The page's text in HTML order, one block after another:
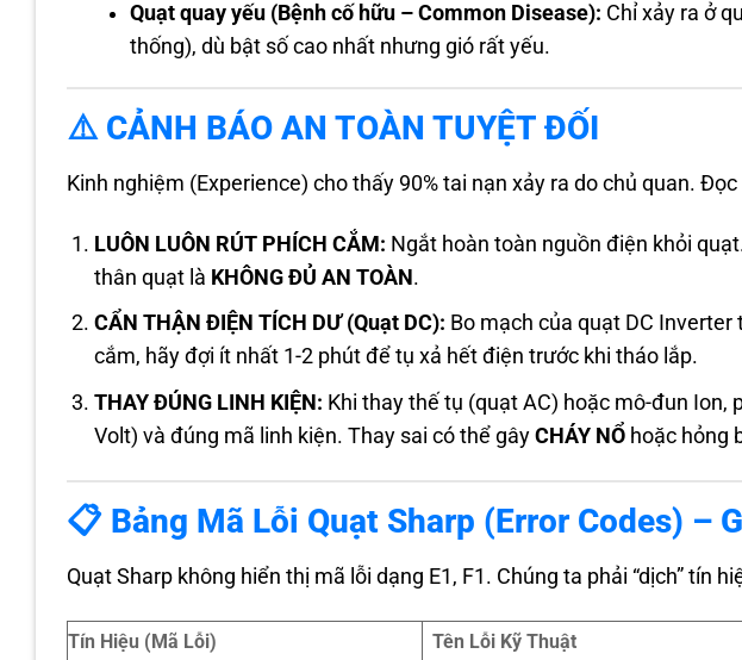
Quạt quay yếu (Bệnh cố hữu – Common Disease): Chỉ xảy ra ở
thống), dù bật số cao nhất nhưng gió rất yếu.
⚠️ CẢNH BÁO AN TOÀN TUYỆT ĐỐI
Kinh nghiệm (Experience) cho thấy 90% tai nạn xảy ra do chủ quan.
LUÔN LUÔN RÚT PHÍCH CẮM: Ngắt hoàn toàn nguồn điện khỏi
thân quạt là KHÔNG ĐỦ AN TOÀN.
CẨN THẬN ĐIỆN TÍCH DƯ (Quạt DC): Bo mạch của quạt DC
cắm, hãy đợi ít nhất 1-2 phút để tụ xả hết điện trước khi tháo lắp.
THAY ĐÚNG LINH KIỆN: Khi thay thế tụ (quạt AC) hoặc mô-đun
Volt) và đúng mã linh kiện. Thay sai có thể gâyCHÁY NỔ hoặc hỏng
📋 Bảng Mã Lỗi Quạt Sharp (Error Codes) –
Quạt Sharp không hiển thị mã lỗi dạng E1, F1. Chúng ta phải “dịch” tín
Tín Hiệu (Mã Lỗi) Tên Lỗi Kỹ Thuật